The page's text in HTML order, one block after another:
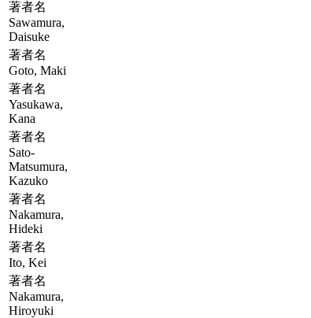
著者名
Sawamura,
Daisuke
著者名
Goto, Maki
著者名
Yasukawa,
Kana
著者名
Sato-
Matsumura,
Kazuko
著者名
Nakamura,
Hideki
著者名
Ito, Kei
著者名
Nakamura,
Hiroyuki